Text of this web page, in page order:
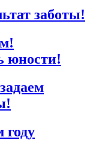
заботы!
юности!
году